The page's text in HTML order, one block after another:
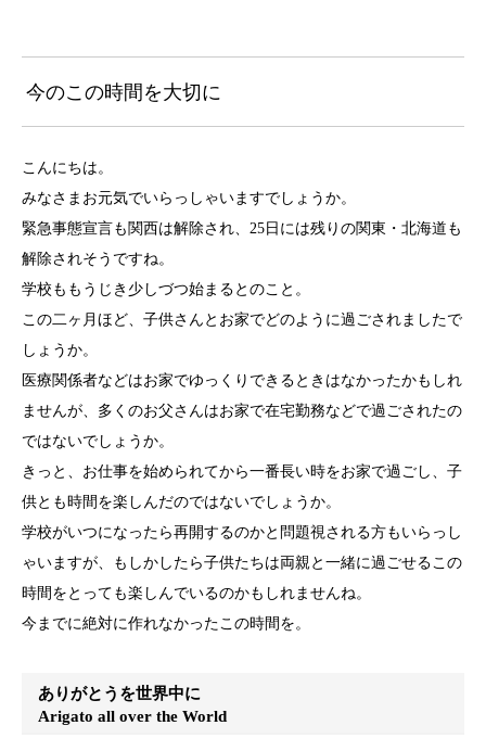
今のこの時間を大切に
こんにちは。
みなさまお元気でいらっしゃいますでしょうか。
緊急事態宣言も関西は解除され、25日には残りの関東・北海道も
解除されそうですね。
学校ももうじき少しづつ始まるとのこと。
この二ヶ月ほど、子供さんとお家でどのように過ごされましたで
しょうか。
医療関係者などはお家でゆっくりできるときはなかったかもしれ
ませんが、多くのお父さんはお家で在宅勤務などで過ごされたの
ではないでしょうか。
きっと、お仕事を始められてから一番長い時をお家で過ごし、子
供とも時間を楽しんだのではないでしょうか。
学校がいつになったら再開するのかと問題視される方もいらっし
ゃいますが、もしかしたら子供たちは両親と一緒に過ごせるこの
時間をとっても楽しんでいるのかもしれませんね。
今までに絶対に作れなかったこの時間を。
ありがとうを世界中に
Arigato all over the World